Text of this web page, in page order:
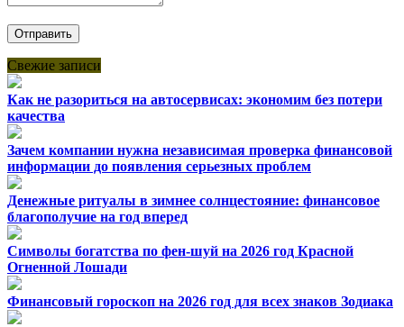
Свежие записи
Как не разориться на автосервисах: экономим без потери
качества
Зачем компании нужна независимая проверка финансовой
информации до появления серьезных проблем
Денежные ритуалы в зимнее солнцестояние: финансовое
благополучие на год вперед
Символы богатства по фен-шуй на 2026 год Красной
Огненной Лошади
Финансовый гороскоп на 2026 год для всех знаков Зодиака